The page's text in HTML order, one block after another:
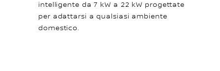
intelligente da 7 kW a 22 kW progettate
per adattarsi a qualsiasi ambiente
domestico.